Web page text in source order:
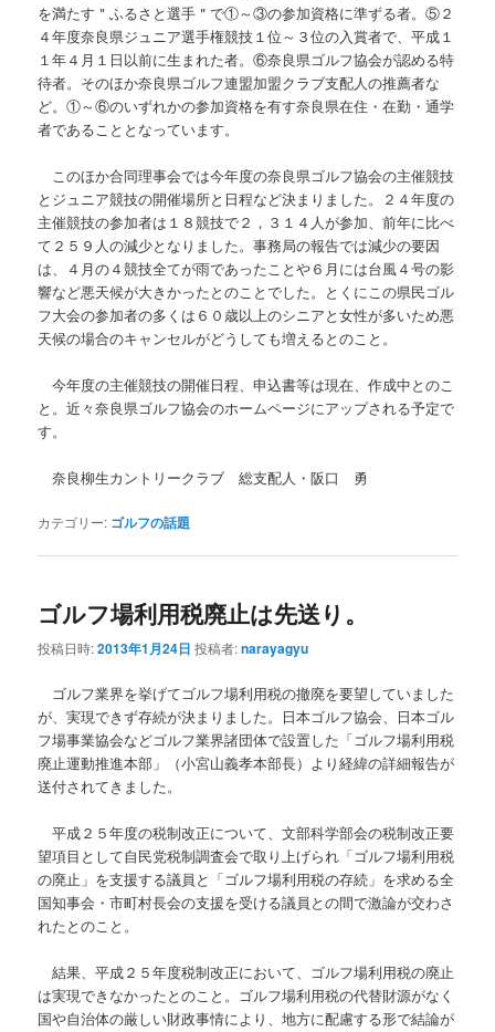
を満たす＂ふるさと選手＂で①～③の参加資格に準ずる者。⑤２
４年度奈良県ジュニア選手権競技１位～３位の入賞者で、平成１
１年４月１日以前に生まれた者。⑥奈良県ゴルフ協会が認める特
待者。そのほか奈良県ゴルフ連盟加盟クラブ支配人の推薦者な
ど。①～⑥のいずれかの参加資格を有す奈良県在住・在勤・通学
者であることとなっています。
このほか合同理事会では今年度の奈良県ゴルフ協会の主催競技
とジュニア競技の開催場所と日程など決まりました。２４年度の
主催競技の参加者は１８競技で２，３１４人が参加、前年に比べ
て２５９人の減少となりました。事務局の報告では減少の要因
は、４月の４競技全てが雨であったことや６月には台風４号の影
響など悪天候が大きかったとのことでした。とくにこの県民ゴル
フ大会の参加者の多くは６０歳以上のシニアと女性が多いため悪
天候の場合のキャンセルがどうしても増えるとのこと。
今年度の主催競技の開催日程、申込書等は現在、作成中とのこ
と。近々奈良県ゴルフ協会のホームページにアップされる予定で
す。
奈良柳生カントリークラブ 総支配人・阪口 勇
カテゴリー: ゴルフの話題
ゴルフ場利用税廃止は先送り。
投稿日時:2013年1月24日 投稿者:narayagyu
ゴルフ業界を挙げてゴルフ場利用税の撤廃を要望していました
が、実現できず存続が決まりました。日本ゴルフ協会、日本ゴル
フ場事業協会などゴルフ業界諸団体で設置した「ゴルフ場利用税
廃止運動推進本部」（小宮山義孝本部長）より経緯の詳細報告が
送付されてきました。
平成２５年度の税制改正について、文部科学部会の税制改正要
望項目として自民党税制調査会で取り上げられ「ゴルフ場利用税
の廃止」を支援する議員と「ゴルフ場利用税の存続」を求める全
国知事会・市町村長会の支援を受ける議員との間で激論が交わさ
れたとのこと。
結果、平成２５年度税制改正において、ゴルフ場利用税の廃止
は実現できなかったとのこと。ゴルフ場利用税の代替財源がなく
国や自治体の厳しい財政事情により、地方に配慮する形で結論が